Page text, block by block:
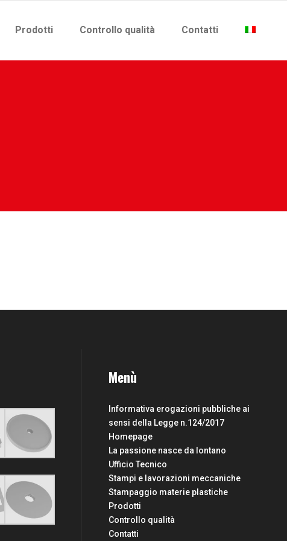
Prodotti Controllo qualità Contatti
Menù
Informativa erogazioni pubbliche ai
sensi della Legge n.124/2017
Homepage
La passione nasce da lontano
Ufficio Tecnico
Stampi e lavorazioni meccaniche
Stampaggio materie plastiche
Prodotti
Controllo qualità
Contatti